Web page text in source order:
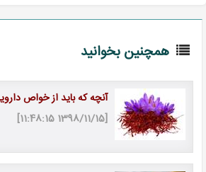
همچنین بخوانید
آنچه که باید از خواص
[1398/11/15 11:48:15]